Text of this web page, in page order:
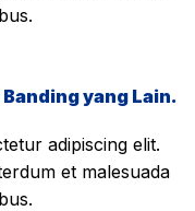
yang Lain.
adipiscing elit.
et malesuada